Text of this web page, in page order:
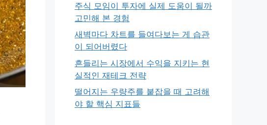
주식 모임이 투자에 실제 도움이 될까
고민해 본 경험
새벽마다 차트를 들여다보는 게 습관
이 되어버렸다
흔들리는 시장에서 수익을 지키는 현
실적인 재테크 전략
떨어지는 우량주를 붙잡을 때 고려해
야 할 핵심 지표들